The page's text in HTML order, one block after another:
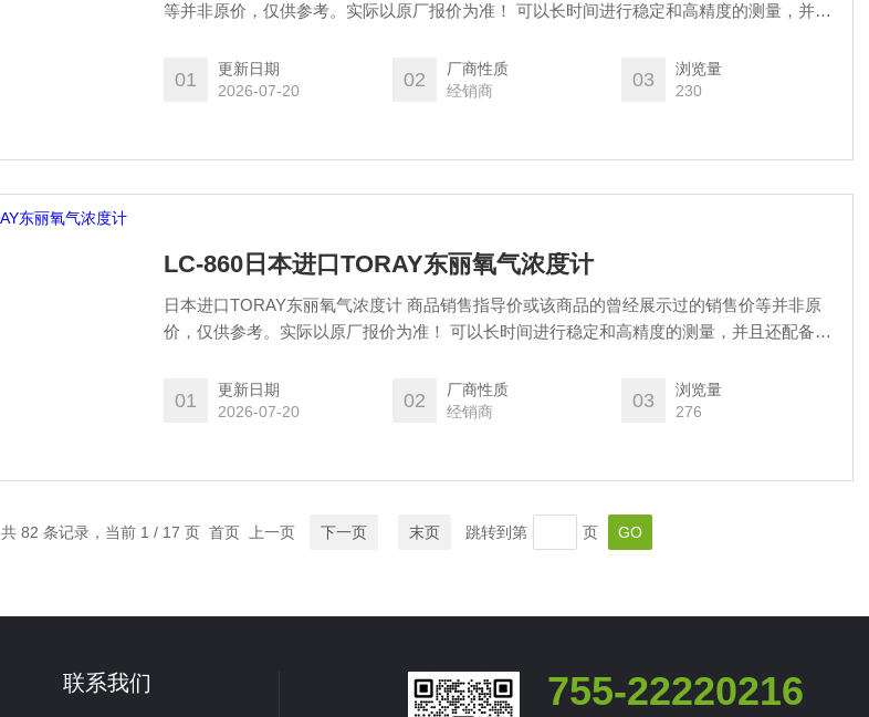
等并非原价，仅供参考。实际以原厂报价为准！ 可以长时间进行稳定和高精度的测量，并且
转换部分分离，并将转换部分制成薄壁安装结构，可以将其安装在更优化的测量位置。操作
也很容易，可以并入各种处理中这很好的氧气浓度计。
01
更新日期
2026-07-20
02
厂商性质
经销商
03
浏览量
230
LC-860日本进口TORAY东丽氧气浓度计
日本进口TORAY东丽氧气浓度计 商品销售指导价或该商品的曾经展示过的销售价等并非原
价，仅供参考。实际以原厂报价为准！ 可以长时间进行稳定和高精度的测量，并且还配备了
分离，并将转换部分制成薄壁安装结构，可以将其安装在更优化的测量位置。操作也很容
易，可以并入各种处理中这很好的氧气浓度计。
01
更新日期
2026-07-20
02
厂商性质
经销商
03
浏览量
276
共 82 条记录，当前 1 / 17 页 首页 上一页 下一页 末页 跳转到第 页
联系我们 755-22220216